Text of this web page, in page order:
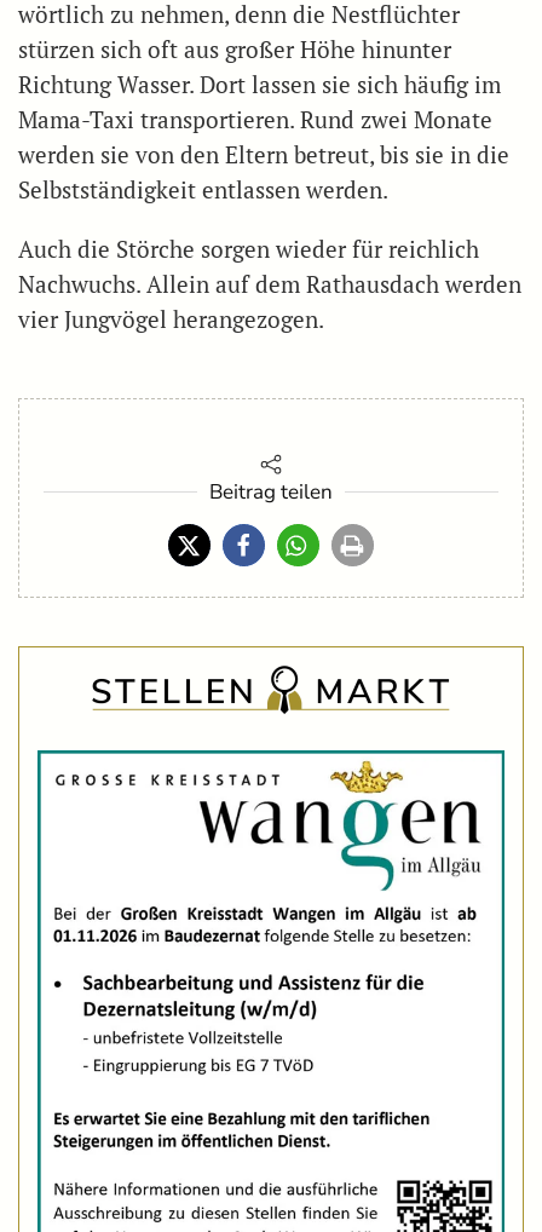
wörtlich zu nehmen, denn die Nestflüchter
stürzen sich oft aus großer Höhe hinunter
Richtung Wasser. Dort lassen sie sich häufig im
Mama-Taxi transportieren. Rund zwei Monate
werden sie von den Eltern betreut, bis sie in die
Selbstständigkeit entlassen werden.
Auch die Störche sorgen wieder für reichlich
Nachwuchs. Allein auf dem Rathausdach werden
vier Jungvögel herangezogen.
Beitrag teilen